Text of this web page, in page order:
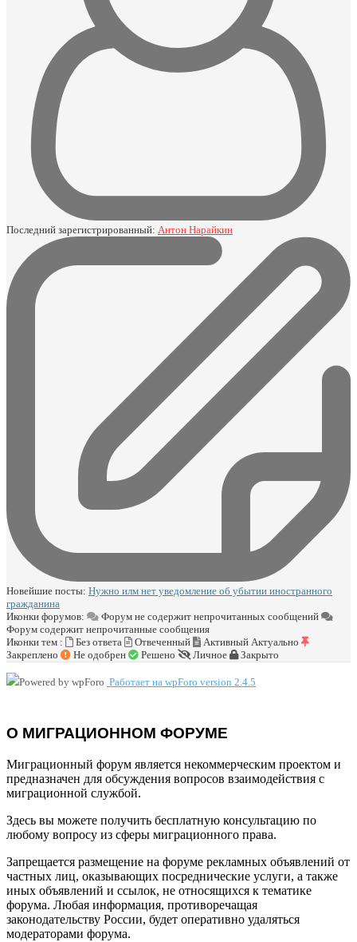
Последний зарегистрированный: Антон Нарайкин
Новейшие посты: Нужно илм нет уведомление об убытии иностранного
гражданина
Иконки форумов:
Форум не содержит непрочитанных сообщений
Форум содержит непрочитанные сообщения
Иконки тем :
Без ответа Отвеченный Активный Актуально
Закреплено
Не одобрен Решено Личное Закрыто
Работает на wpForo version 2.4.5
О МИГРАЦИОННОМ ФОРУМЕ
Миграционный форум является некоммерческим проектом и
предназначен для обсуждения вопросов взаимодействия с
миграционной службой.
Здесь вы можете получить бесплатную консультацию по
любому вопросу из сферы миграционного права.
Запрещается размещение на форуме рекламных объявлений от
частных лиц, оказывающих посреднические услуги, а также
иных объявлений и ссылок, не относящихся к тематике
форума. Любая информация, противоречащая
законодательству России, будет оперативно удаляться
модераторами форума.